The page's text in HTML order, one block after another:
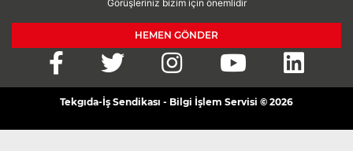
Görüşleriniz bizim için önemlidir
HEMEN GÖNDER
Tekgıda-İş Sendikası - Bilgi İşlem Servisi © 2026